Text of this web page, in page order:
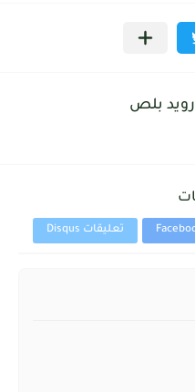
بلص
تعليقات Disqus